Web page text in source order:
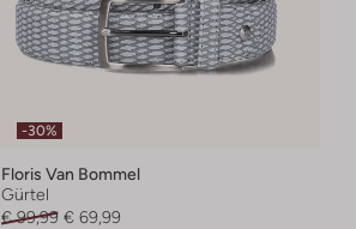
-30%
Floris Van Bommel
Gürtel
€ 99,99 € 69,99